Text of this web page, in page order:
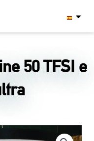
50 TFSI e